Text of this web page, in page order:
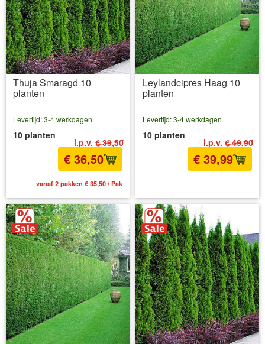
Thuja Smaragd 10
planten
i.p.v. € 39,50
Levertijd: 3-4 werkdagen
10 planten
€ 36,50
vanaf 2 pakken € 35,50 / Pak
Leylandcipres Haag 10
planten
i.p.v. € 49,90
Levertijd: 3-4 werkdagen
10 planten
€ 39,99